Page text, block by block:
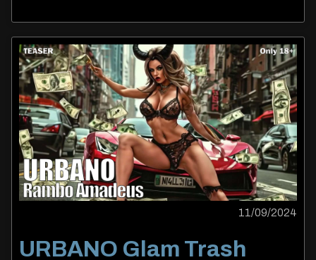
11/09/2024
URBANO Glam Trash